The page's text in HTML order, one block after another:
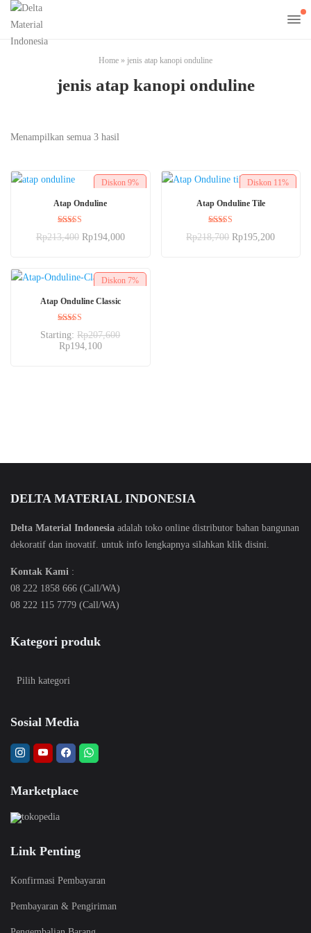
Home » jenis atap kanopi onduline
jenis atap kanopi onduline
Menampilkan semua 3 hasil
Diskon 9%
Atap Onduline
Dinilai
5.00
Rp213,400 Rp194,000
Diskon 11%
Atap Onduline Tile
Dinilai
5.00
Rp218,700 Rp195,200
Diskon 7%
Atap Onduline Classic
Dinilai
5.00
dari 5
Starting:Rp207,600
Rp194,100
DELTA MATERIAL INDONESIA
Delta Material Indonesia adalah toko online distributor bahan bangunan
dekoratif dan inovatif. untuk info lengkapnya silahkan klik disini.
Kontak Kami :
08 222 1858 666 (Call/WA)
08 222 115 7779 (Call/WA)
Kategori produk
Sosial Media
Marketplace
Link Penting
Konfirmasi Pembayaran
Pembayaran & Pengiriman